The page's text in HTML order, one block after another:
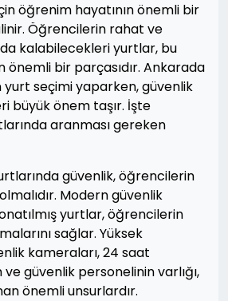
öğrenim hayatının önemli bir
Öğrencilerin rahat ve
kalabilecekleri yurtlar, bu
önemli bir parçasıdır. Ankarada
yurt seçimi yaparken, güvenlik
büyük önem taşır. İşte
aranması gereken
güvenlik, öğrencilerin
Modern güvenlik
yurtlar, öğrencilerin
sağlar. Yüksek
kameraları, 24 saat
güvenlik personelinin varlığı,
önemli unsurlardır.